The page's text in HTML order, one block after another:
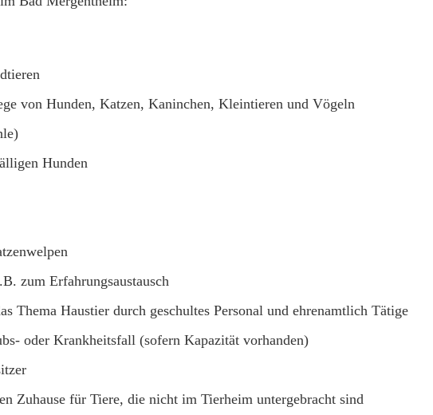
von Hunden, Katzen, Kaninchen, Kleintieren und Vögeln
Hunden
zum Erfahrungsaustausch
Thema Haustier durch geschultes Personal und ehrenamtlich Tätige
oder Krankheitsfall (sofern Kapazität vorhanden)
Zuhause für Tiere, die nicht im Tierheim untergebracht sind